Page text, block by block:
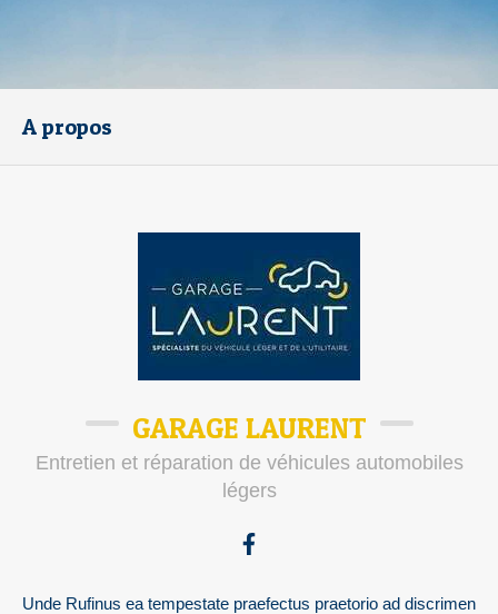
A propos
GARAGE LAURENT
Entretien et réparation de véhicules automobiles
légers
Unde Rufinus ea tempestate praefectus praetorio ad discrimen